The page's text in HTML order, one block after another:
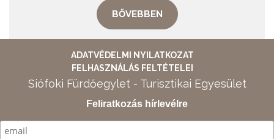
BŐVEBBEN
ADATVÉDELMI NYILATKOZAT
FELHASZNÁLÁS FELTÉTELEI
Siófoki Fürdőegylet - Turisztikai Egyesület
Feliratkozás hírlevélre